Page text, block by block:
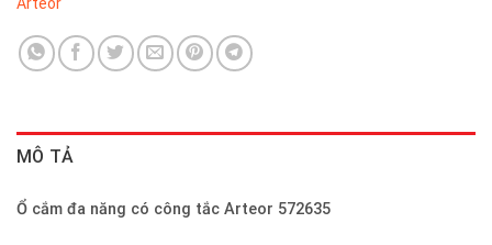
MÔ TẢ
Ổ cắm đa năng có công tắc Arteor 572635